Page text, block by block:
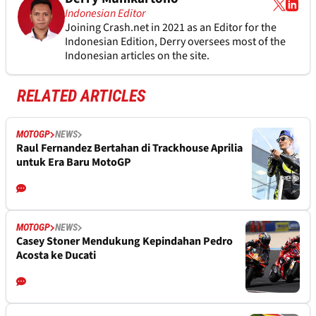
Indonesian Editor
Joining Crash.net in 2021 as an Editor for the
Indonesian Edition, Derry oversees most of the
Indonesian articles on the site.
RELATED ARTICLES
MOTOGP NEWS
Raul Fernandez Bertahan di Trackhouse Aprilia
untuk Era Baru MotoGP
MOTOGP NEWS
Casey Stoner Mendukung Kepindahan Pedro
Acosta ke Ducati